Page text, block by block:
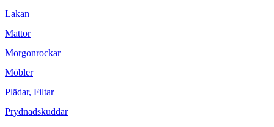
Lakan
Mattor
Morgonrockar
Möbler
Plädar, Filtar
Prydnadskuddar